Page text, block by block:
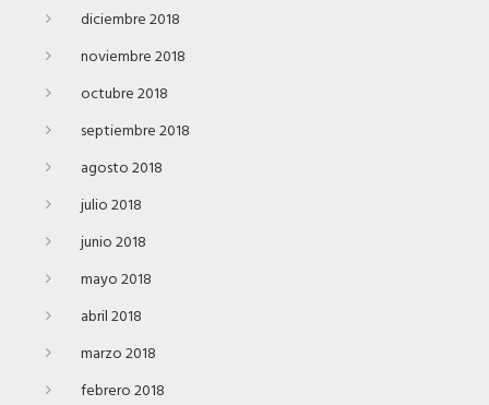
diciembre 2018
noviembre 2018
octubre 2018
septiembre 2018
agosto 2018
julio 2018
junio 2018
mayo 2018
abril 2018
marzo 2018
febrero 2018